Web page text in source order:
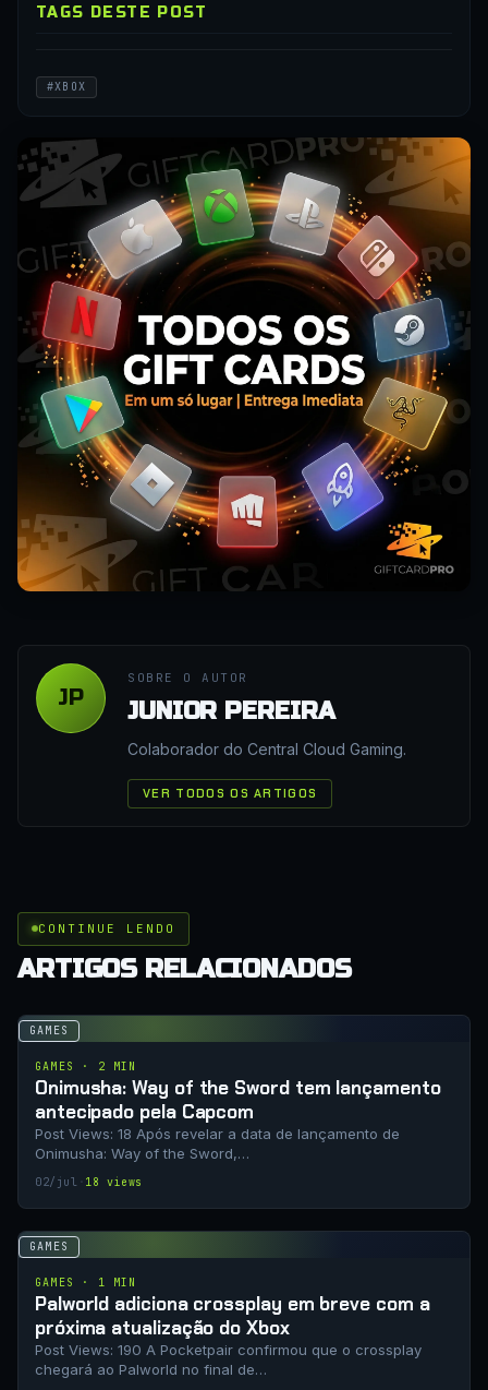
TAGS DESTE POST
#XBOX
JP
SOBRE O AUTOR
JUNIOR PEREIRA
Colaborador do Central Cloud Gaming.
VER TODOS OS ARTIGOS
CONTINUE LENDO
ARTIGOS RELACIONADOS
GAMES
GAMES · 2 MIN
Onimusha: Way of the Sword tem lançamento
antecipado pela Capcom
Post Views: 18 Após revelar a data de lançamento de
Onimusha: Way of the Sword,…
02/jul · 18 views
GAMES
GAMES · 1 MIN
Palworld adiciona crossplay em breve com a
próxima atualização do Xbox
Post Views: 190 A Pocketpair confirmou que o crossplay
chegará ao Palworld no final de…